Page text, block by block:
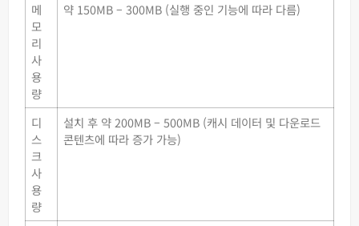
메
모
리
사
용
량
약 150MB – 300MB (실행 중인 기능에 따라 다름)
디
스
크
사
용
량
설치 후 약 200MB – 500MB (캐시 데이터 및 다운로드
콘텐츠에 따라 증가 가능)